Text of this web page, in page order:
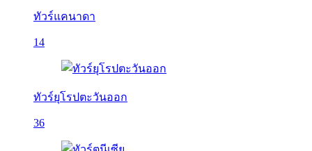
ทัวร์แคนาดา
14
ทัวร์ยุโรปตะวันออก
36